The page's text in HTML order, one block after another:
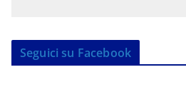
Seguici su Facebook